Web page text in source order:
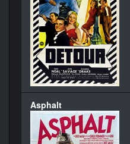
Asphalt